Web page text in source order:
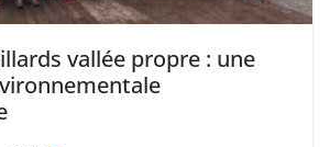
vallée propre : une